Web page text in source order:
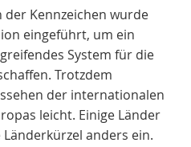
der Kennzeichen wurde
eingeführt, um ein
System für die
Trotzdem
der internationalen
leicht. Einige Länder
anders ein.